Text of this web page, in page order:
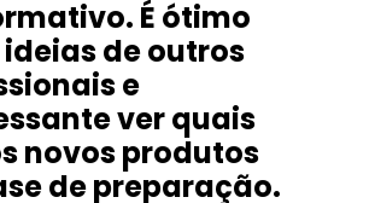
É ótimo
de outros
e
ver quais
novos produtos
de preparação.